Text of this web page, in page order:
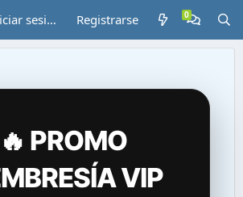
Iniciar sesión Registrarse
🔥 PROMO
VIP